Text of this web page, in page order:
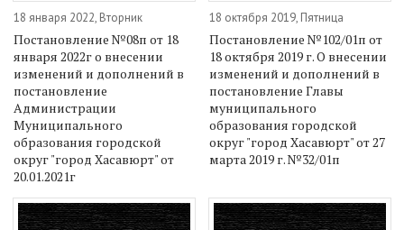
18 января 2022, Вторник
Постановление №08п от 18
января 2022г о внесении
изменений и дополнений в
постановление
Администрации
Муниципального
образования городской
округ "город Хасавюрт" от
20.01.2021г
18 октября 2019, Пятница
Постановление №102/01п от
18 октября 2019 г. О внесении
изменений и дополнений в
постановление Главы
муниципального
образования городской
округ "город Хасавюрт" от 27
марта 2019 г. №32/01п